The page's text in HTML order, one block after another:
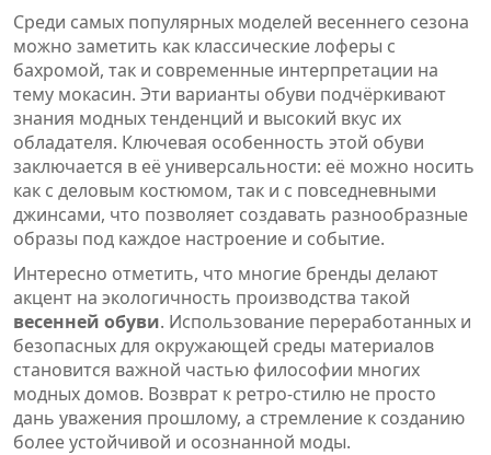
Среди самых популярных моделей весеннего сезона
можно заметить как классические лоферы с
бахромой, так и современные интерпретации на
тему мокасин. Эти варианты обуви подчёркивают
знания модных тенденций и высокий вкус их
обладателя. Ключевая особенность этой обуви
заключается в её универсальности: её можно носить
как с деловым костюмом, так и с повседневными
джинсами, что позволяет создавать разнообразные
образы под каждое настроение и событие.
Интересно отметить, что многие бренды делают
акцент на экологичность производства такой
весенней обуви. Использование переработанных и
безопасных для окружающей среды материалов
становится важной частью философии многих
модных домов. Возврат к ретро-стилю не просто
дань уважения прошлому, а стремление к созданию
более устойчивой и осознанной моды.